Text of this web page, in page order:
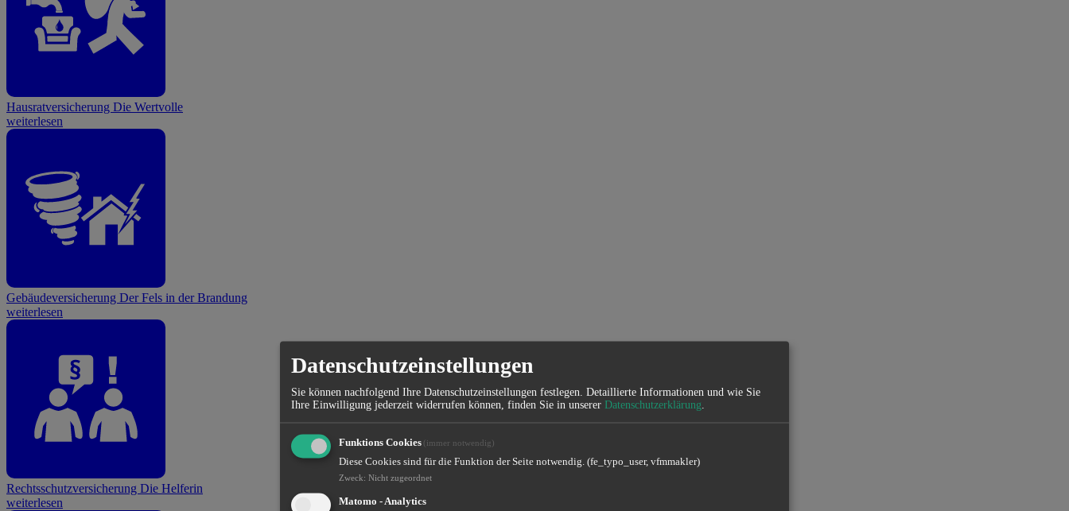
Hausratversicherung Die Wertvolle
weiterlesen
Gebäudeversicherung Der Fels in der Brandung
weiterlesen
Rechtsschutzversicherung Die Helferin
weiterlesen
Datenschutzeinstellungen
Sie können nachfolgend Ihre Datenschutzeinstellungen festlegen. Detaillierte Informationen und wie Sie
Ihre Einwilligung jederzeit widerrufen können, finden Sie in unserer Datenschutzerklärung
Funktions Cookies (immer notwendig)
Diese Cookies sind für die Funktion der Seite notwendig. (fe_typo_user, vfmmakler)
Zweck: Nicht zugeordnet
Matomo - Analytics